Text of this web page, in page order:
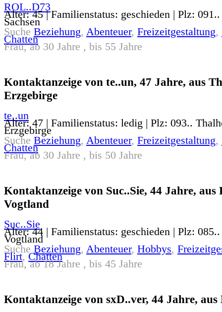
ROL..D73
Alter: 45 | Familienstatus: geschieden | Plz:
Sachsen
Suche Beziehung, Abenteuer, Freizeitgestaltung,
Chatten
Frau, ab 30 Jahre , bis 55 Jahre
Kontaktanzeige von te..un, 47 Jahre, aus
Erzgebirge
te..un
Alter: 47 | Familienstatus: ledig | Plz: 093..
Erzgebirge
Suche Beziehung, Abenteuer, Freizeitgestaltung,
Chatten
Frau, ab 30 Jahre , bis 50 Jahre
Kontaktanzeige von Suc..Sie, 44 Jahre, aus
Vogtland
Suc..Sie
Alter: 44 | Familienstatus: geschieden | Plz:
Vogtland
Suche Beziehung, Abenteuer, Hobbys,
Flirt,Chatten
Frau, ab 18 Jahre , bis 45 Jahre
Kontaktanzeige von sxD..ver, 44 Jahre,